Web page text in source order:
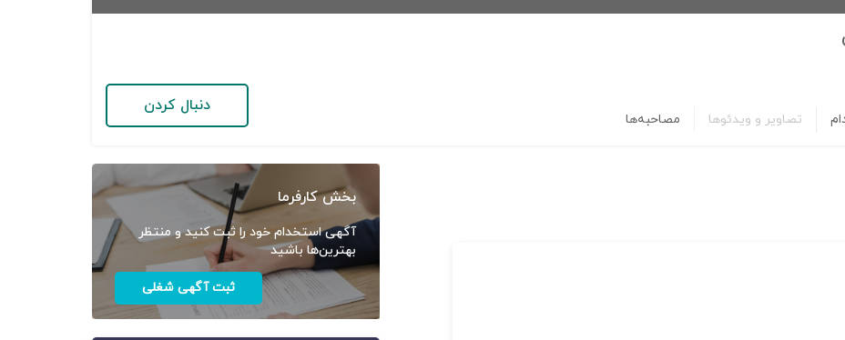
تصاویر و ویدئوها مصاحبه‌ها
دنبال کردن
بخش کارفرما
آگهی استخدام خود را ثبت کنید و منتظر
بهترین‌ها باشید
ثبت آگهی شغلی